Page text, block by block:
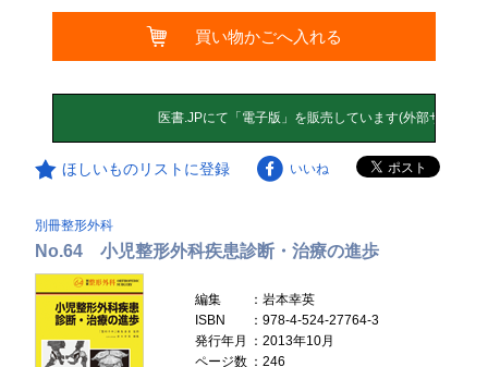
買い物かごへ入れる
ほしいものリストに登録 いいね
別冊整形外科
No.64 小児整形外科疾患診断・治療の進歩
編集
：岩本幸英
ISBN
：978-4-524-27764-3
発行年月
：2013年10月
ページ数 ：246